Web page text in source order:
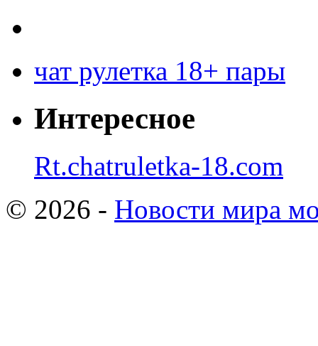
чат рулетка 18+ пары
Интересное
Rt.chatruletka-18.com
© 2026 - Новости мира